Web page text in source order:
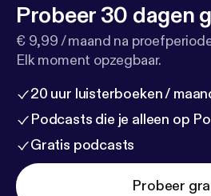
Probeer 30 dagen
€ 9,99 / maand na
Elk moment opzegbaar.
20 uur luisterboeken /
Podcasts die je alleen op
Gratis podcasts
Probeer